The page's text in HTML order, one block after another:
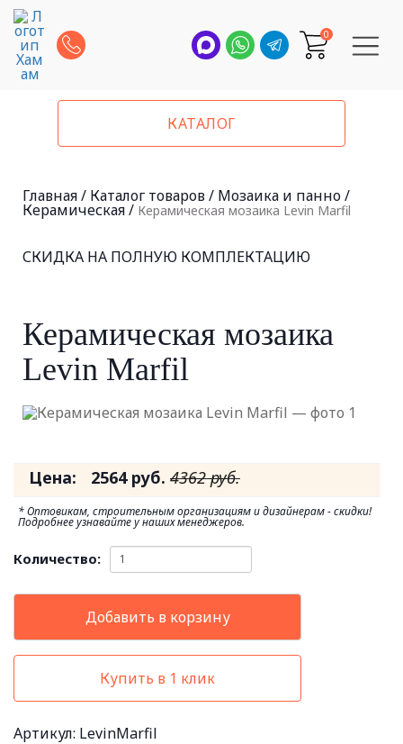
0
КАТАЛОГ
Главная/ Каталог товаров/ Мозаика и панно/
Керамическая/ Керамическая мозаика Levin Marfil
СКИДКА НА ПОЛНУЮ КОМПЛЕКТАЦИЮ
Керамическая мозаика
Levin Marfil
Цена: 2564руб. 4362руб.
* Оптовикам, строительным организациям и дизайнерам - скидки!
Подробнее узнавайте у наших менеджеров.
Количество:
Добавить в корзину
Купить в 1 клик
Артикул: LevinMarfil